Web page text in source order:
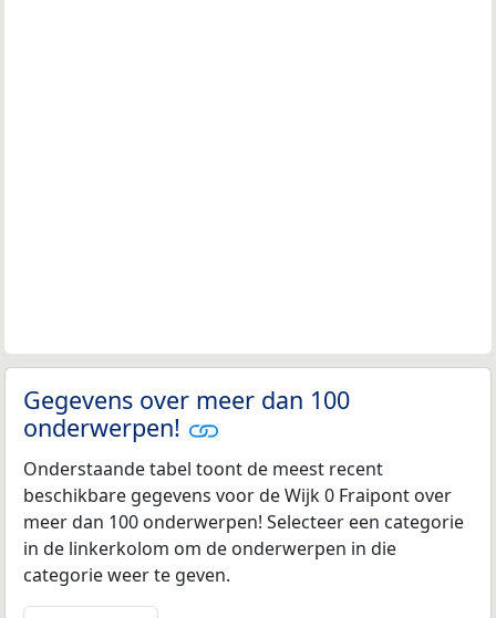
Gegevens over meer dan 100
onderwerpen!
Onderstaande tabel toont de meest recent
beschikbare gegevens voor de Wijk 0 Fraipont over
meer dan 100 onderwerpen! Selecteer een categorie
in de linkerkolom om de onderwerpen in die
categorie weer te geven.